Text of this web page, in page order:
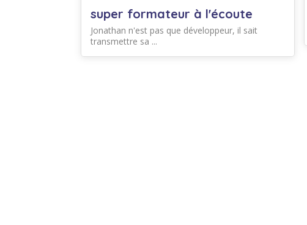
super formateur à l'écoute
Jonathan n'est pas que développeur, il sait
transmettre sa ...